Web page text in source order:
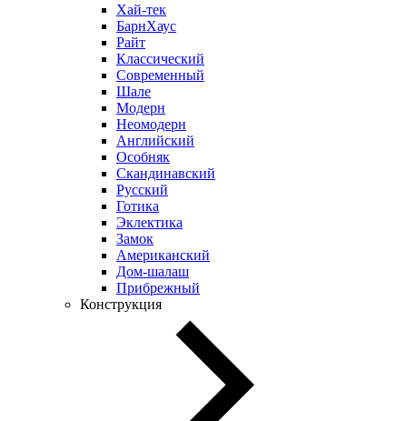
Хай-тек
БарнХаус
Райт
Классический
Современный
Шале
Модерн
Неомодерн
Английский
Особняк
Скандинавский
Русский
Готика
Эклектика
Замок
Американский
Дом-шалаш
Прибрежный
Конструкция